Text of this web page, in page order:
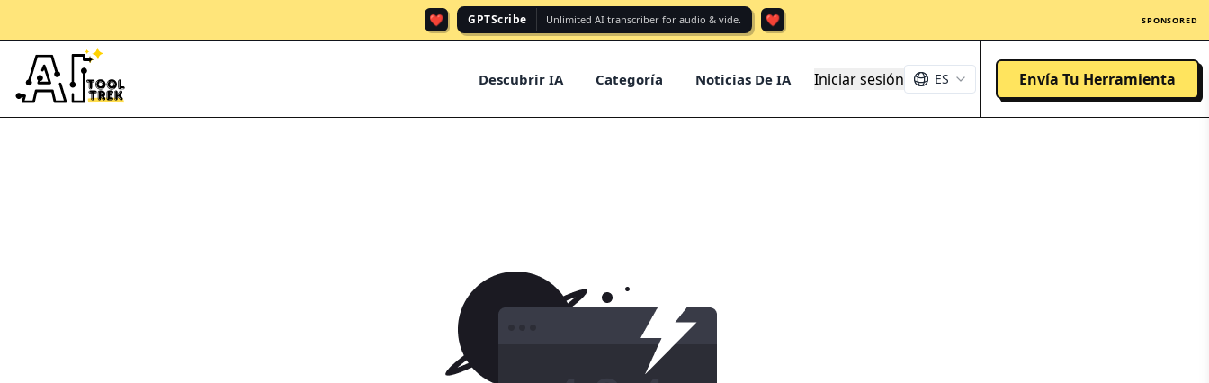
❤️ GPTScribe Unlimited AI transcriber for audio & vide. ❤️ SPONSORED
Descubrir IA Categoría Noticias De IA Iniciar sesión ES Envía Tu Herramienta